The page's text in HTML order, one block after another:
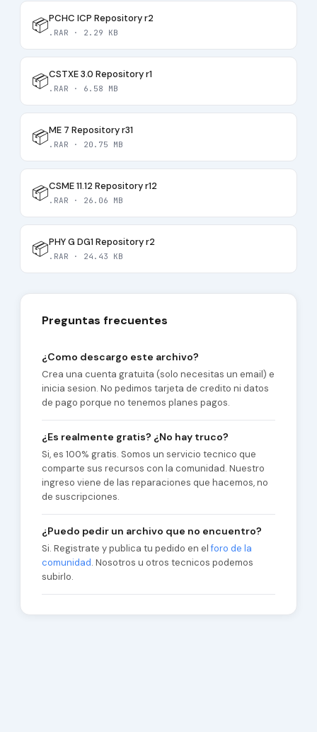
📦PCHC ICP Repository r2
.RAR · 2.29 KB
📦CSTXE 3.0 Repository r1
.RAR · 6.58 MB
📦ME 7 Repository r31
.RAR · 20.75 MB
📦CSME 11.12 Repository r12
.RAR · 26.06 MB
📦PHY G DG1 Repository r2
.RAR · 24.43 KB
Preguntas frecuentes
¿Como descargo este archivo?
Crea una cuenta gratuita (solo necesitas un email) e
inicia sesion. No pedimos tarjeta de credito ni datos
de pago porque no tenemos planes pagos.
¿Es realmente gratis? ¿No hay truco?
Si, es 100% gratis. Somos un servicio tecnico que
comparte sus recursos con la comunidad. Nuestro
ingreso viene de las reparaciones que hacemos, no
de suscripciones.
¿Puedo pedir un archivo que no encuentro?
Si. Registrate y publica tu pedido en elforo de la
comunidad. Nosotros u otros tecnicos podemos
subirlo.